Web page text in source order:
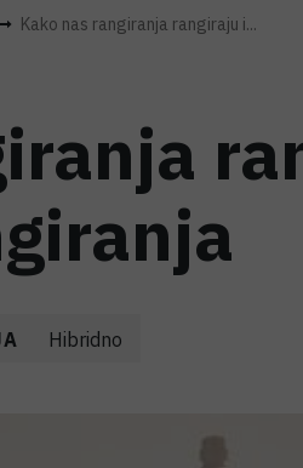
Kako nas rangiranja rangiraju i...
Hibridno